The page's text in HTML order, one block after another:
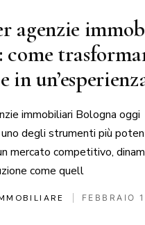
agenzie
come
in
immobiliari Bologna oggi
degli strumenti più
mercato competitivo,
come quell
FEBBRAIO